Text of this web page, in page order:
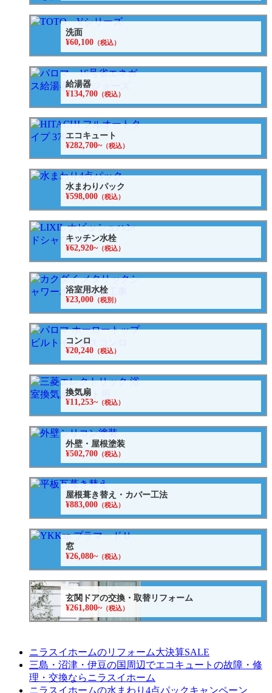
洗面
¥60,100 （税込）
給湯器
¥134,700 （税込）
エコキュート
¥282,700~（税込）
水まわりパック
¥598,000 （税込）
キッチン水栓
¥62,920~（税込）
浴室用水栓
¥23,000 （税別）
コンロ
¥20,240 （税込）
換気扇
¥11,253~（税込）
外壁・屋根塗装
¥502,700 （税込）
屋根葺き替え・カバー工法
¥883,000 （税込）
窓
¥26,080~（税込）
玄関ドアの交換・取替リフォーム
¥261,800~（税込）
ニラスイホームのリフォーム大決算SALE
三島・沼津・伊豆の国周辺でエコキュートの故障・修
理・交換ならニラスイホーム
ニラスイホームの水まわり4点パックキャンペーン